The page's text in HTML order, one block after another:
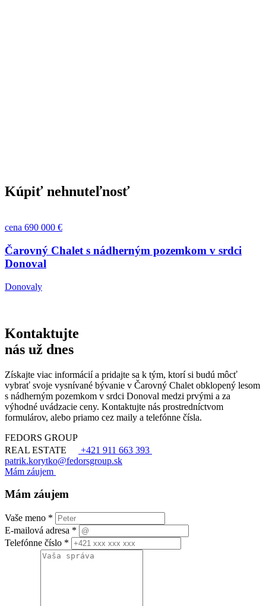
Kúpiť nehnuteľnosť
cena 690 000 €
Čarovný Chalet s nádherným pozemkom v srdci
Donoval
Donovaly
Kontaktujte
nás už dnes
Získajte viac informácií a pridajte sa k tým, ktorí si budú môcť
vybrať svoje vysnívané bývanie v Čarovný Chalet obklopený lesom
s nádherným pozemkom v srdci Donoval medzi prvými a za
výhodné uvádzacie ceny. Kontaktujte nás prostredníctvom
formulárov, alebo priamo cez maily a telefónne čísla.
FEDORS GROUP
REAL ESTATE
+421 911 663 393
patrik.korytko@fedorsgroup.sk
Mám záujem
Mám záujem
Vaše meno *
E-mailová adresa *
Telefónne číslo *